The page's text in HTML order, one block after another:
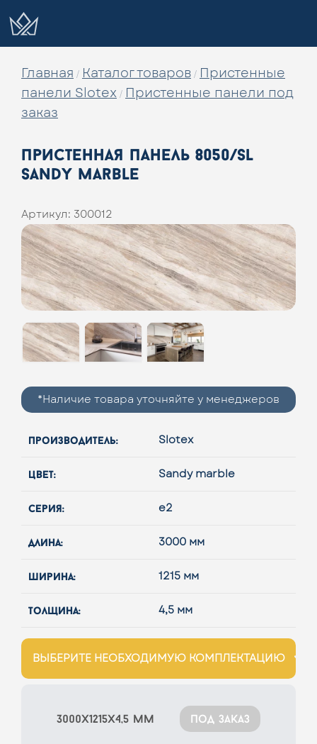
Главная / Каталог товаров /
Пристенные
панели Slotex /
Пристенные панели под
заказ
пристенная панель 8050/sl
sandy marble
Артикул: 300012
*Наличие товара уточняйте у менеджеров
производитель: Slotex
цвет: Sandy marble
серия: e2
длина: 3000 мм
ширина: 1215 мм
толщина: 4,5 мм
ВЫБЕРИТЕ НЕОБХОДИМУЮ КОМПЛЕКТАЦИЮ
3000x1215x4,5 мм под заказ